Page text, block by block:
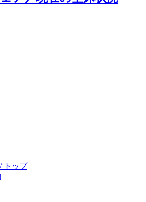
トップ